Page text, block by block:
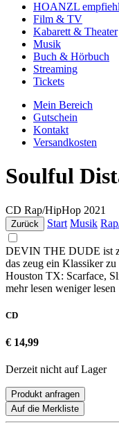
HOANZL
Film & TV
Kabarett & Theater
Musik
Buch & Hörbuch
Streaming
Tickets
Mein Bereich
Gutschein
Kontakt
Versandkosten
Soulful
CD Rap/HipHop 2021
Zurück Start Musik
DEVIN THE DUDE ist
das zeug ein Klassiker
Houston TX: Scarface,
mehr lesen weniger lesen
CD
€ 14,99
Derzeit nicht auf Lager
Produkt anfragen
Auf die Merkliste